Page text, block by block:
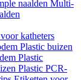
naalden Multi-
katheters
Plastic buizen
Plastic
Plastic PCR-